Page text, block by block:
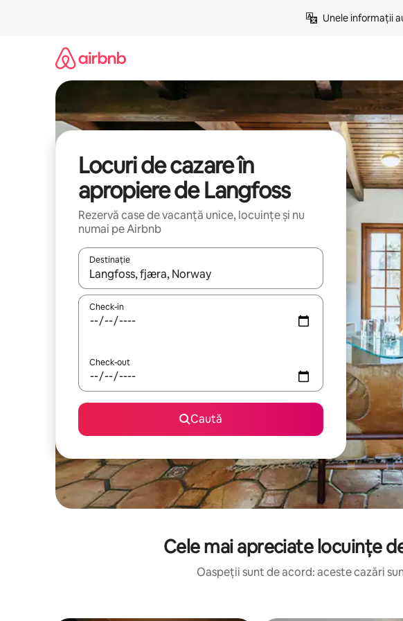
Unele informații
Locuri de cazare în
apropiere de Langfoss
Rezervă case de vacanță unice, locuințe și nu
numai pe Airbnb
Destinație
Când se încarcă rezultatele, navighează folosind tastele săgeată în
Check-in
Check-out
Caută
Cele mai apreciate locuințe
Oaspeții sunt de acord: aceste cazări